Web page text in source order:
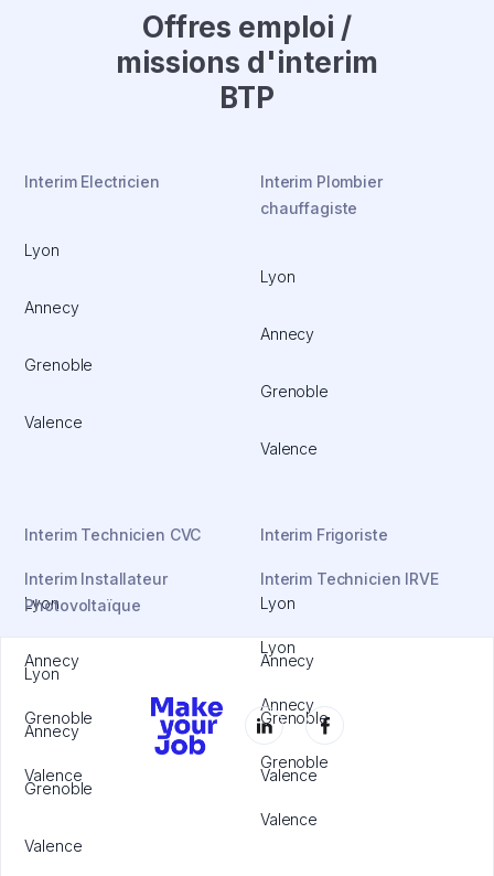
Offres emploi /
missions d'interim
BTP
Interim Electricien
Lyon
Annecy
Grenoble
Valence
Interim Plombier
chauffagiste
Lyon
Annecy
Grenoble
Valence
Interim Technicien CVC
Lyon
Annecy
Grenoble
Valence
Interim Frigoriste
Lyon
Annecy
Grenoble
Valence
Interim Installateur
Photovoltaïque
Lyon
Annecy
Grenoble
Valence
Interim Technicien IRVE
Lyon
Annecy
Grenoble
Valence